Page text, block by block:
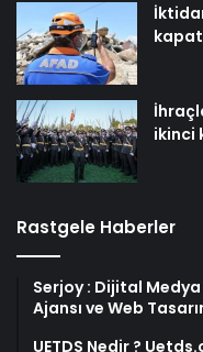
ikinci
Rastgele Haberler
Serjoy : Dijital Medya
Ajansı ve Web
UETDS Nedir ?